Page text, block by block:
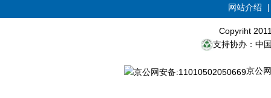
网站介绍
Copyriht
支持协办：中
京公